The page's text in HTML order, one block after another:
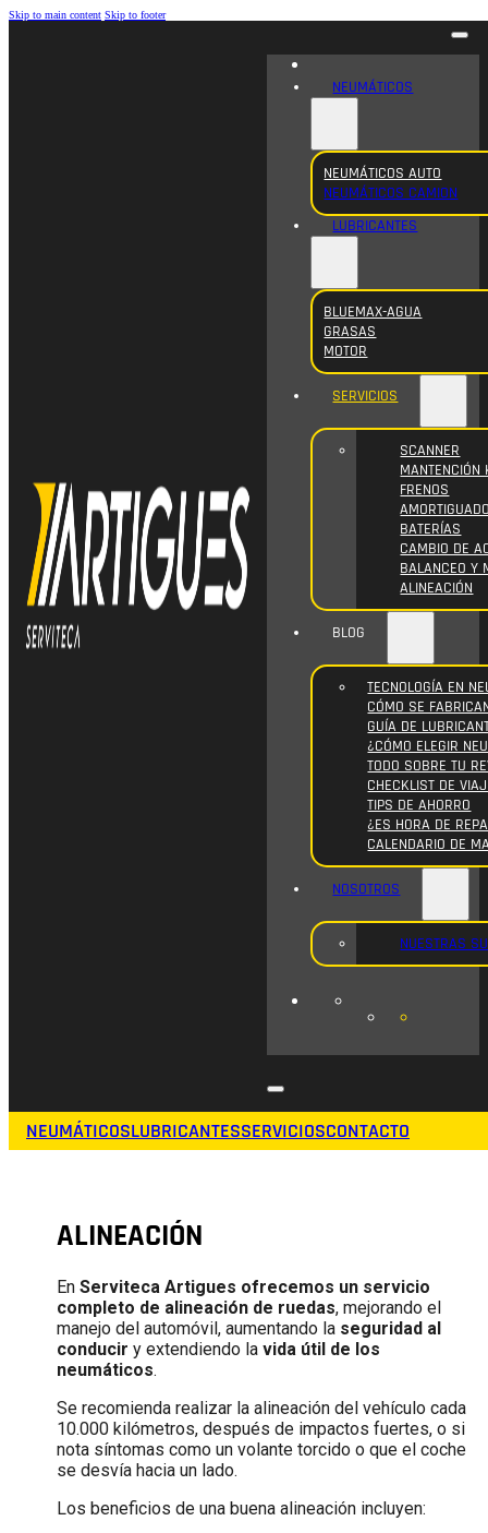
Skip to main content Skip to footer
NEUMÁTICOS
NEUMÁTICOS AUTO
NEUMÁTICOS CAMION
LUBRICANTES
BLUEMAX-AGUA
GRASAS
MOTOR
SERVICIOS
SCANNER
MANTENCIÓN
FRENOS
BATERÍAS
CAMBIO DE
BALANCEO Y
ALINEACIÓN
BLOG
TECNOLOGÍA EN
CÓMO SE
GUÍA DE
¿CÓMO ELEGIR
TODO SOBRE TU
CHECKLIST DE
TIPS DE AHORRO
¿ES HORA DE
CALENDARIO DE
NOSOTROS
NUESTRAS
NEUMÁTICOSLUBRICANTESSERVICIOSCONTACTO
ALINEACIÓN
En Serviteca Artigues ofrecemos un servicio
completo de alineación de ruedas, mejorando el
manejo del automóvil, aumentando la seguridad al
conducir y extendiendo la vida útil de los
neumáticos.
Se recomienda realizar la alineación del vehículo cada
10.000 kilómetros, después de impactos fuertes, o si
nota síntomas como un volante torcido o que el coche
se desvía hacia un lado.
Los beneficios de una buena alineación incluyen: